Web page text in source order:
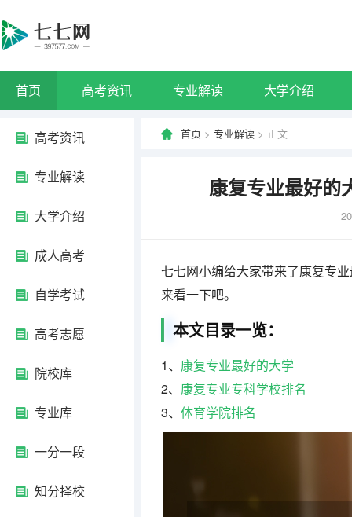
首页 高考资讯 专业解读 大学介绍
高考资讯
专业解读
大学介绍
成人高考
自学考试
高考志愿
院校库
专业库
一分一段
知分择校
首页 > 专业解读 > 正文
康复专业最好的
七七网小编给大家带来了康复专
来看一下吧。
本文目录一览：
1、 康复专业最好的大学
2、 康复专业专科学校排名
3、 体育学院排名